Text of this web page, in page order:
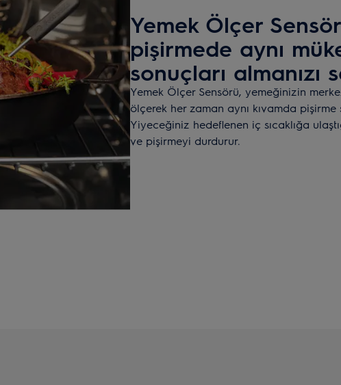
Yemek Ölçer
pişirmede aynı
sonuçları almanızı
Yemek Ölçer Sensörü, yemeğinizin
ölçerek her zaman aynı kıvamda pişirme
Yiyeceğiniz hedeflenen iç sıcaklığa
ve pişirmeyi durdurur.